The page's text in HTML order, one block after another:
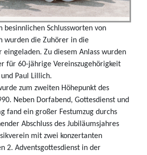
besinnlichen Schlussworten von
wurden die Zuhörer in die
eingeladen. Zu diesem Anlass wurden
für 60-jährige Vereinszugehörigkeit
Paul Lillich.
zum zweiten Höhepunkt des
Neben Dorfabend, Gottesdienst und
fand ein großer Festumzug durchs
Abschluss des Jubiläumsjahres
mit zwei konzertanten
2. Adventsgottesdienst in der